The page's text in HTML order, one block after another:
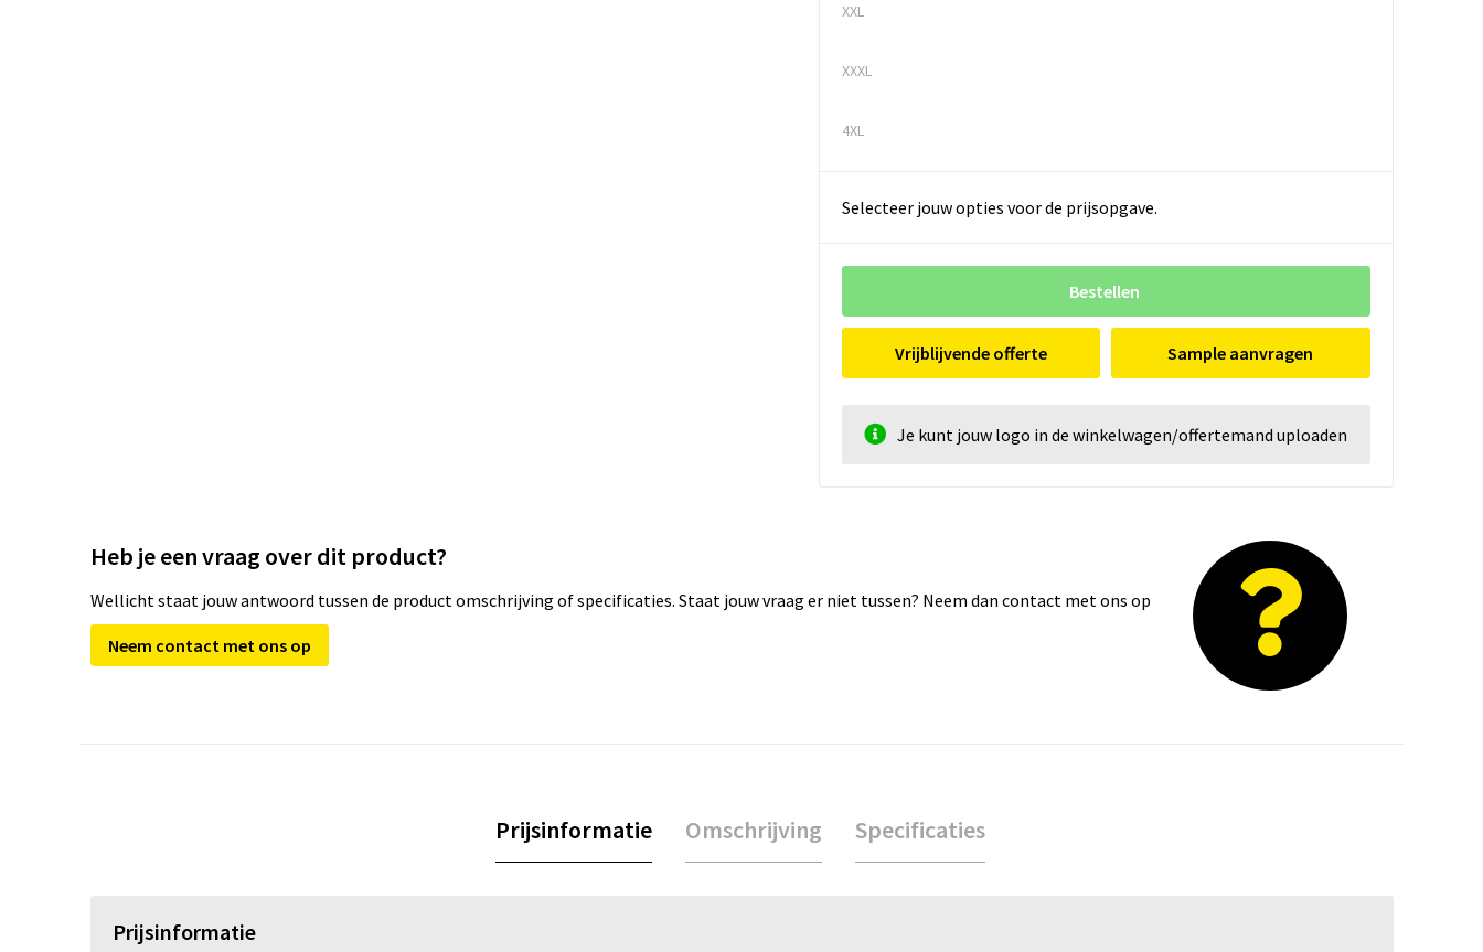
XXL
XXXL
4XL
Selecteer jouw opties voor de prijsopgave.
Bestellen
Vrijblijvende offerte Sample aanvragen
Je kunt jouw logo in de winkelwagen/offertemand uploaden
Heb je een vraag over dit product?
Wellicht staat jouw antwoord tussen de product omschrijving of specificaties. Staat jouw vraag er niet tussen? Neem dan contact met ons op
Neem contact met ons op
Prijsinformatie Omschrijving Specificaties
Prijsinformatie